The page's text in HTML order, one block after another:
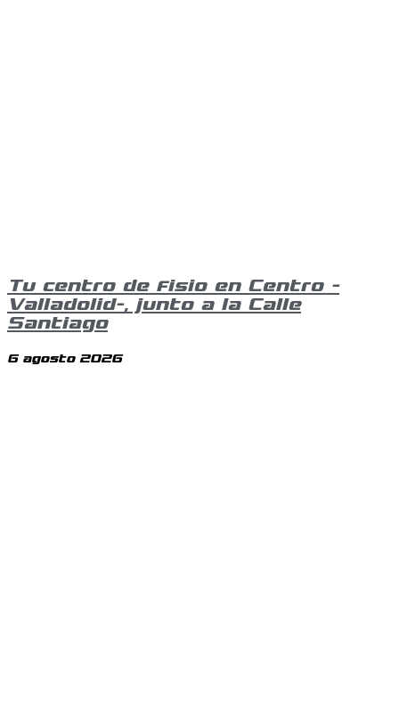
Tu centro de fisio en Centro -
Valladolid-, junto a la Calle
Santiago
6 agosto 2026